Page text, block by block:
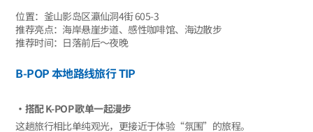
位置：釜山影岛区瀛仙洞4街 605-3
推荐亮点：海岸悬崖步道、感性咖啡馆、海边散步
推荐时间：日落前后～夜晚
B-POP 本地路线旅行 TIP
‧搭配 K-POP 歌单一起漫步
这趟旅行相比单纯观光，更接近于体验“氛围”的旅程。